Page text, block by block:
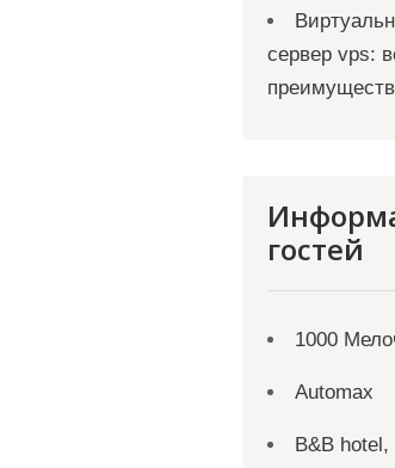
сервер vps:
гостей
1000
Automax
B&B hotel,